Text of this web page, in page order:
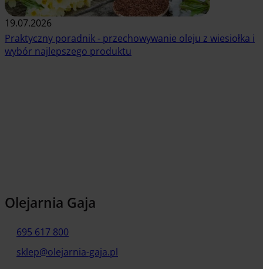
19.07.2026
Praktyczny poradnik - przechowywanie oleju z wiesiołka i
wybór najlepszego produktu
Olejarnia Gaja
695 617 800
sklep@olejarnia-gaja.pl